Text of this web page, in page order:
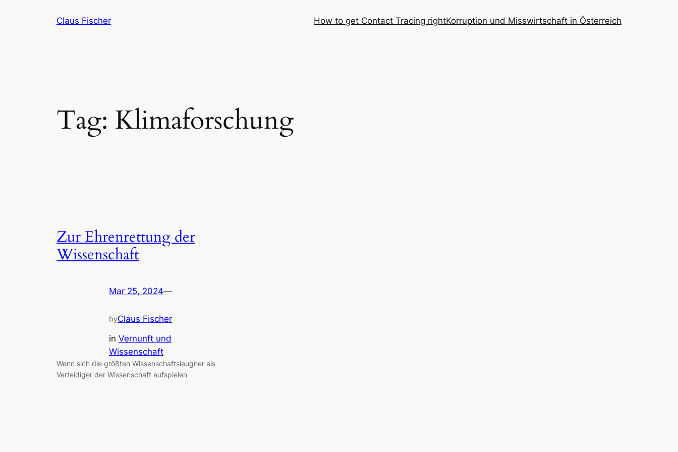
Claus Fischer How to get Contact Tracing rightKorruption und Misswirtschaft in Österreich
Tag: Klimaforschung
Zur Ehrenrettung der
Wissenschaft
Mar 25, 2024—
byClaus Fischer
in Vernunft und
Wissenschaft
Wenn sich die größten Wissenschaftsleugner als
Verteidiger der Wissenschaft aufspielen